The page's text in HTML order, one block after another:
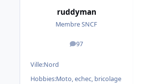
ruddyman
Membre SNCF
97
messages
Ville:Nord
Hobbies:Moto, echec, bricolage